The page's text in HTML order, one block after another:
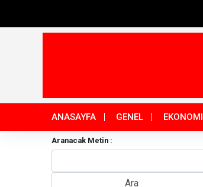
ANASAYFA GENEL EKONOMI
Aranacak Metin :